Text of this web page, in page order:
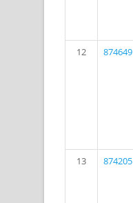
12
874649
13
874205